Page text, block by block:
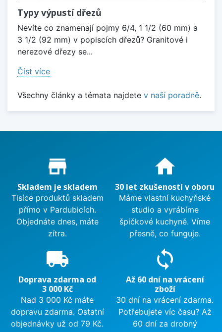
Typy výpustí dřezů
Nevíte co znamenají pojmy 6/4, 1 1/2 (60 mm) a
3 1/2 (92 mm) v popiscích dřezů? Granitové i
nerezové dřezy se...
Číst více
Všechny články a témata najdete v naší poradně.
Proč nakupovat u nás?
store_mall_directory
Skladem je skladem
Tisíce produktů skladem
přímo v Pardubicích.
Objednáte dnes, máte
zítra.
home
30 let zkušeností v oboru
Máme vlastní kuchyňské
studio a vyrábíme
špičkové kuchyně. Víme
přesně, co funguje.
local_shipping
Doprava zdarma od
3 000 Kč
Nad 3 000 Kč máte
dopravu zdarma. Ostatní
objednávky už od 79 Kč.
sync
Až 60 dní na vrácení
zboží
30 dní na vrácení zdarma.
Potřebujete víc času? Až
60 dní za drobný